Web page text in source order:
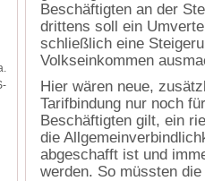
Beschäftigten an der
drittens soll ein
schließlich eine
Volkseinkommen
Hier wären neue,
Tarifbindung nur noch
Beschäftigten gilt, ein
die
abgeschafft ist und
werden. So müssten